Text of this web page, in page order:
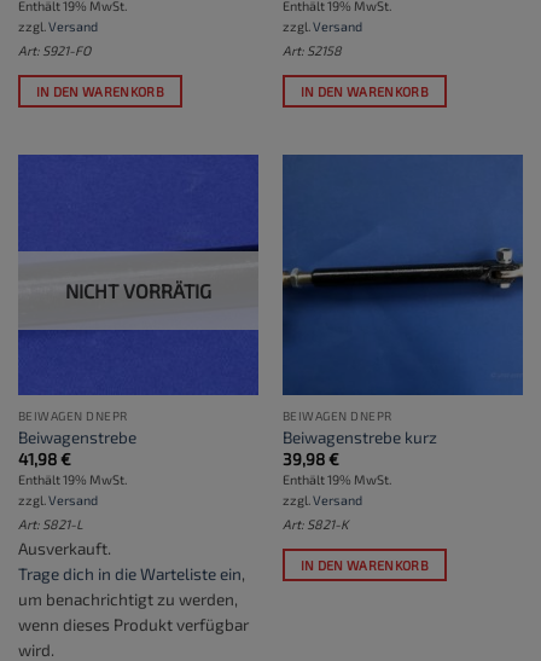
Enthält 19% MwSt.
zzgl. Versand
Art: S921-FO
IN DEN WARENKORB
Enthält 19% MwSt.
zzgl. Versand
Art: S2158
IN DEN WARENKORB
NICHT VORRÄTIG
BEIWAGEN DNEPR
Beiwagenstrebe
41,98€
Enthält 19% MwSt.
zzgl. Versand
Art: S821-L
Ausverkauft.
Trage dich in die Warteliste ein,
um benachrichtigt zu werden,
wenn dieses Produkt verfügbar
wird.
BEIWAGEN DNEPR
Beiwagenstrebe kurz
39,98€
Enthält 19% MwSt.
zzgl. Versand
Art: S821-K
IN DEN WARENKORB